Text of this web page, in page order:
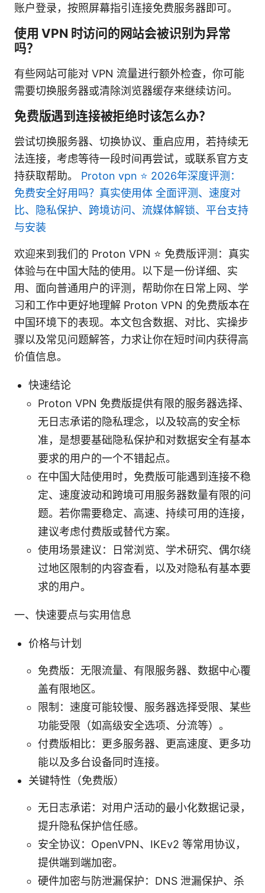
账户登录，按照屏幕指引连接免费服务器即可。
使用 VPN 时访问的网站会被识别为异常
吗？
有些网站可能对 VPN 流量进行额外检查，你可能
需要切换服务器或清除浏览器缓存来继续访问。
免费版遇到连接被拒绝时该怎么办？
尝试切换服务器、切换协议、重启应用，若持续无
法连接，考虑等待一段时间再尝试，或联系官方支
持获取帮助。 Proton vpn ⭐ 2026年深度评测：
免费安全好用吗？真实使用体 全面评测、速度对
比、隐私保护、跨境访问、流媒体解锁、平台支持
与安装
欢迎来到我们的 Proton VPN ⭐ 免费版评测：真实
体验与在中国大陆的使用。以下是一份详细、实
用、面向普通用户的评测，帮助你在日常上网、学
习和工作中更好地理解 Proton VPN 的免费版本在
中国环境下的表现。本文包含数据、对比、实操步
骤以及常见问题解答，力求让你在短时间内获得高
价值信息。
快速结论
Proton VPN 免费版提供有限的服务器选择、
无日志承诺的隐私理念，以及较高的安全标
准，是想要基础隐私保护和对数据安全有基本
要求的用户的一个不错起点。
在中国大陆使用时，免费版可能遇到连接不稳
定、速度波动和跨境可用服务器数量有限的问
题。若你需要稳定、高速、持续可用的连接，
建议考虑付费版或替代方案。
使用场景建议：日常浏览、学术研究、偶尔绕
过地区限制的内容查看，以及对隐私有基本要
求的用户。
一、快速要点与实用信息
价格与计划
免费版：无限流量、有限服务器、数据中心覆
盖有限地区。
限制：速度可能较慢、服务器选择受限、某些
功能受限（如高级安全选项、分流等）。
付费版相比：更多服务器、更高速度、更多功
能以及多台设备同时连接。
关键特性（免费版）
无日志承诺：对用户活动的最小化数据记录，
提升隐私保护信任感。
安全协议：OpenVPN、IKEv2 等常用协议，
提供端到端加密。
硬件加密与防泄漏保护：DNS 泄漏保护、杀